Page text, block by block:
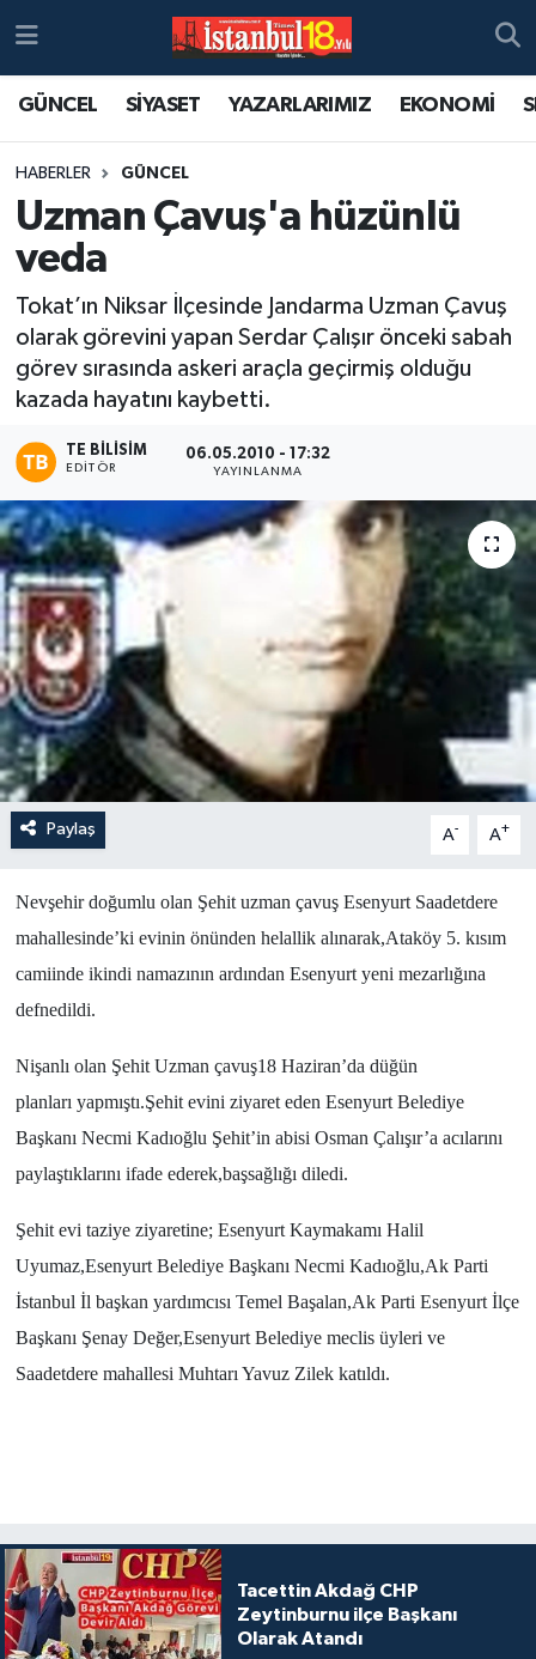
GÜNCEL SİYASET YAZARLARIMIZ EKONOMİ
HABERLER GÜNCEL
Uzman Çavuş'a hüzünlü
veda
Tokat’ın Niksar İlçesinde Jandarma Uzman Çavuş
olarak görevini yapan Serdar Çalışır önceki sabah
görev sırasında askeri araçla geçirmiş olduğu
kazada hayatını kaybetti.
TE BILISIM
EDITÖR
06.05.2010 - 17:32
YAYINLANMA
Paylaş A- A+
Nevşehir doğumlu olan Şehit uzman çavuş Esenyurt Saadetdere
mahallesinde’ki evinin önünden helallik alınarak,Ataköy 5. kısım
camiinde ikindi namazının ardından Esenyurt yeni mezarlığına
defnedildi.
Nişanlı olan Şehit Uzman çavuş18 Haziran’da düğün
planları yapmıştı.Şehit evini ziyaret eden Esenyurt Belediye
Başkanı Necmi Kadıoğlu Şehit’in abisi Osman Çalışır’a acılarını
paylaştıklarını ifade ederek,başsağlığı diledi.
Şehit evi taziye ziyaretine; Esenyurt Kaymakamı Halil
Uyumaz,Esenyurt Belediye Başkanı Necmi Kadıoğlu,Ak Parti
İstanbul İl başkan yardımcısı Temel Başalan,Ak Parti Esenyurt İlçe
Başkanı Şenay Değer,Esenyurt Belediye meclis üyleri ve
Saadetdere mahallesi Muhtarı Yavuz Zilek katıldı.
Tacettin Akdağ CHP
Zeytinburnu ilçe Başkanı
Olarak Atandı